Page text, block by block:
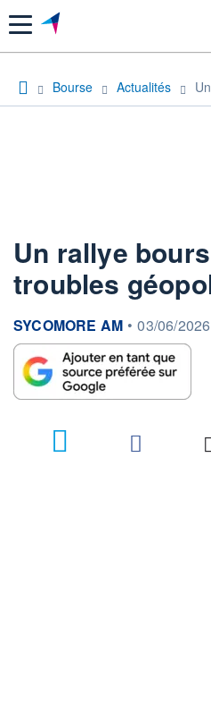
Menu
Bourse Actualités
Un rallye
troubles
information fournie par
SYCOMORE AM • 03/06/